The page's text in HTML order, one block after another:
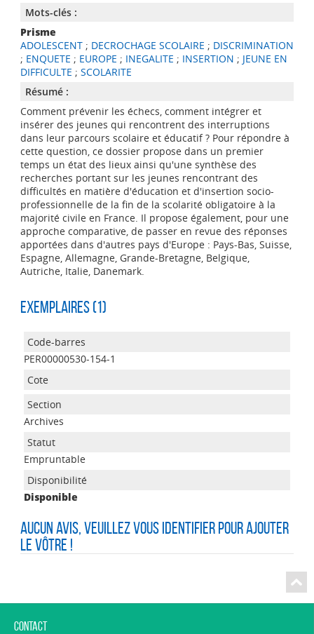
Mots-clés :
Prisme
ADOLESCENT; DECROCHAGE SCOLAIRE ; DISCRIMINATION
; ENQUETE ; EUROPE ; INEGALITE ; INSERTION ; JEUNE EN
DIFFICULTE ; SCOLARITE
Résumé :
Comment prévenir les échecs, comment intégrer et
insérer des jeunes qui rencontrent des interruptions
dans leur parcours scolaire et éducatif ? Pour répondre à
cette question, ce dossier propose dans un premier
temps un état des lieux ainsi qu'une synthèse des
recherches portant sur les jeunes rencontrant des
difficultés en matière d'éducation et d'insertion socio-
professionnelle de la fin de la scolarité obligatoire à la
majorité civile en France. Il propose également, pour une
approche comparative, de passer en revue des réponses
apportées dans d'autres pays d'Europe : Pays-Bas, Suisse,
Espagne, Allemagne, Grande-Bretagne, Belgique,
Autriche, Italie, Danemark.
Exemplaires (1)
PER00000530-154-1
Archives
Empruntable
Disponible
Aucun avis, veuillez vous identifier pour ajouter
le vôtre !
Contact